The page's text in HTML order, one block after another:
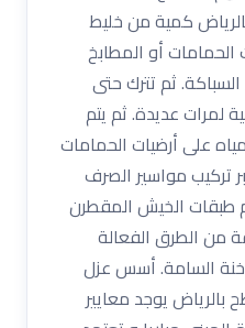
كمية من خليط
أو المطابخ
ثم تترك حتى
لمرات عديدة. ثم يتم
على أرضيات الحمامات
تركيب مواسير الصرف
طبقات الخيش المقطرن
من الطرق الفعالة
السامة. أسس عزل
يوجد معايير